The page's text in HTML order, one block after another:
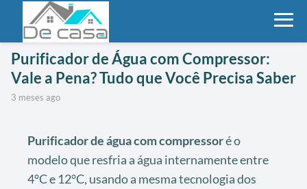
Purificador de Água com Compressor:
Vale a Pena? Tudo que Você Precisa Saber
3 meses ago
Purificador de água com compressoré o
modelo que resfria a água internamente entre
4°C e 12°C, usando a mesma tecnologia dos